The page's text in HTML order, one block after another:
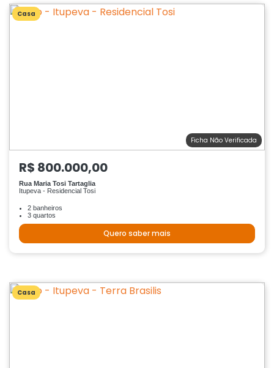
Casa
Ficha Não Verificada
R$ 800.000,00
Rua Maria Tosi Tartaglia
Itupeva - Residencial Tosi
2 banheiros
3 quartos
Quero saber mais
Casa